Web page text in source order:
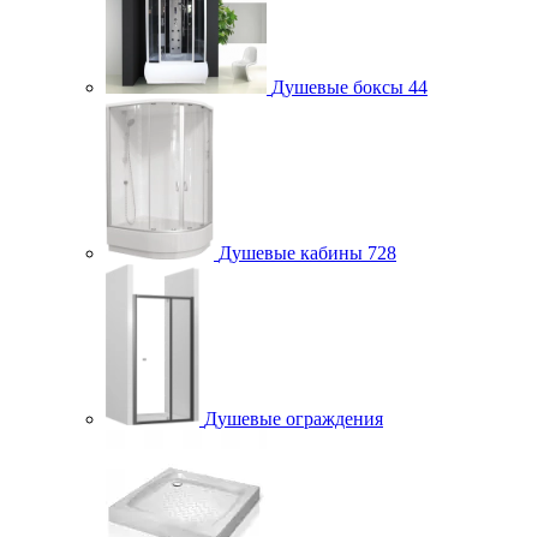
Душевые боксы 44
Душевые кабины 728
Душевые ограждения